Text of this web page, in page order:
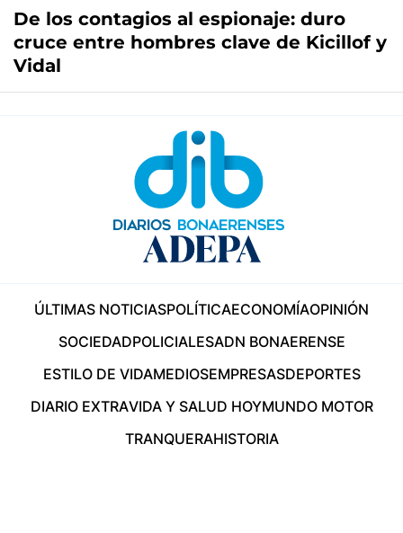
De los contagios al espionaje: duro
cruce entre hombres clave de Kicillof y
Vidal
ÚLTIMAS NOTICIASPOLÍTICAECONOMÍAOPINIÓN
SOCIEDADPOLICIALESADN BONAERENSE
ESTILO DE VIDAMEDIOSEMPRESASDEPORTES
DIARIO EXTRAVIDA Y SALUD HOYMUNDO MOTOR
TRANQUERAHISTORIA